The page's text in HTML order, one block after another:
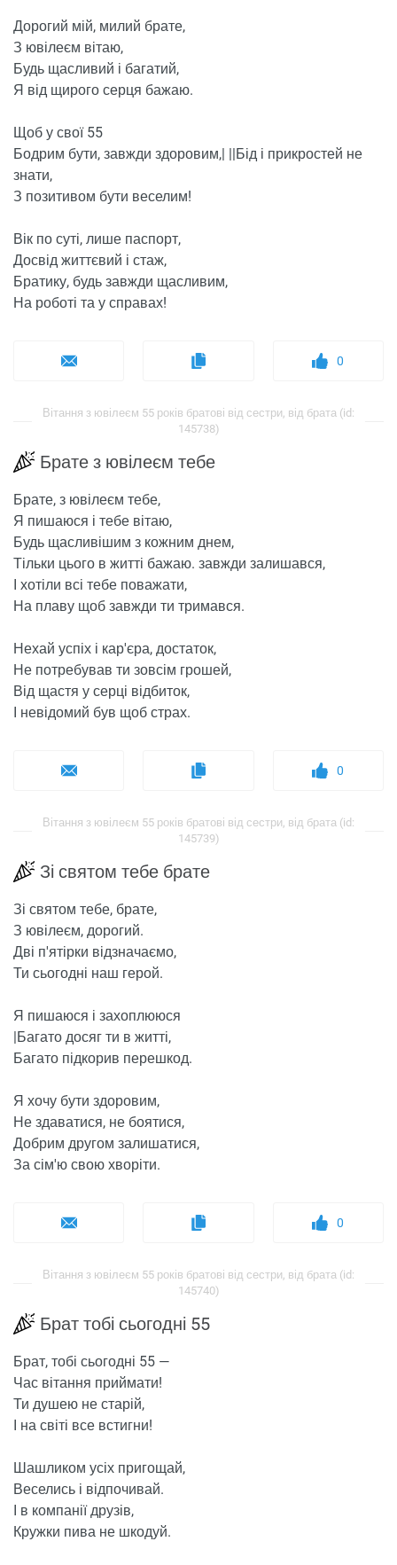
Дорогий мій, милий брате,
З ювілеєм вітаю,
Будь щасливий і багатий,
Я від щирого серця бажаю.
Щоб у свої 55
Бодрим бути, завжди здоровим,| ||Бід і прикростей не
знати,
З позитивом бути веселим!
Вік по суті, лише паспорт,
Досвід життєвий і стаж,
Братику, будь завжди щасливим,
На роботі та у справах!
0
Вітання з ювілеєм 55 років братові від сестри, від брата (id:
145738)
Брате з ювілеєм тебе
Брате, з ювілеєм тебе,
Я пишаюся і тебе вітаю,
Будь щасливішим з кожним днем,
Тільки цього в житті бажаю. завжди залишався,
І хотіли всі тебе поважати,
На плаву щоб завжди ти тримався.
Нехай успіх і кар'єра, достаток,
Не потребував ти зовсім грошей,
Від щастя у серці відбиток,
І невідомий був щоб страх.
0
Вітання з ювілеєм 55 років братові від сестри, від брата (id:
145739)
Зі святом тебе брате
Зі святом тебе, брате,
З ювілеєм, дорогий.
Дві п'ятірки відзначаємо,
Ти сьогодні наш герой.
Я пишаюся і захоплююся
|Багато досяг ти в житті,
Багато підкорив перешкод.
Я хочу бути здоровим,
Не здаватися, не боятися,
Добрим другом залишатися,
За сім'ю свою хворіти.
0
Вітання з ювілеєм 55 років братові від сестри, від брата (id:
145740)
Брат тобі сьогодні 55
Брат, тобі сьогодні 55 —
Час вітання приймати!
Ти душею не старій,
І на світі все встигни!
Шашликом усіх пригощай,
Веселись і відпочивай.
І в компанії друзів,
Кружки пива не шкодуй.